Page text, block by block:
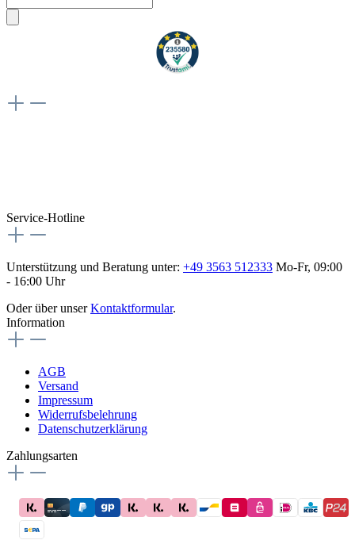
Service-Hotline
Unterstützung und Beratung unter: +49 3563 512333 Mo-Fr, 09:00
- 16:00 Uhr
Oder über unserKontaktformular.
Information
AGB
Versand
Impressum
Widerrufsbelehrung
Datenschutzerklärung
Zahlungsarten